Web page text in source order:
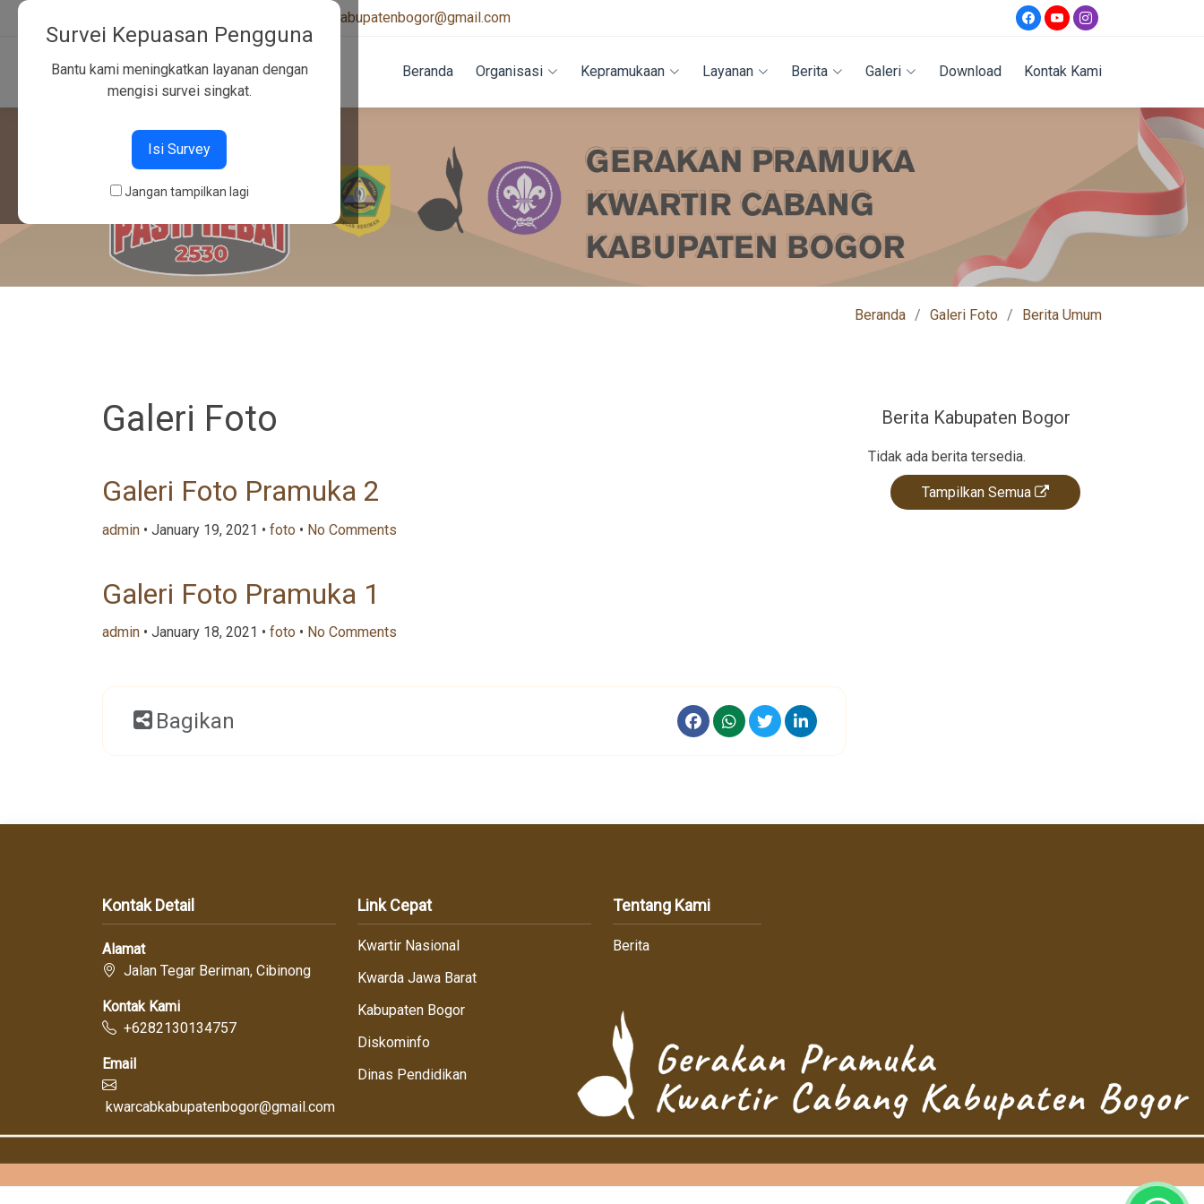
kwarcabkabupatenbogor@gmail.com
Beranda Organisasi Kepramukaan Layanan Berita Galeri Download Kontak Kami
Beranda Galeri Foto Berita Umum
Galeri Foto
Galeri Foto Pramuka 2
admin • January 19, 2021 • foto • No Comments
Galeri Foto Pramuka 1
admin • January 18, 2021 • foto • No Comments
Bagikan
Berita Kabupaten Bogor
Tidak ada berita tersedia.
Tampilkan Semua
Kontak Detail
Alamat
Jalan Tegar Beriman, Cibinong
Kontak Kami
+6282130134757
Email
kwarcabkabupatenbogor@gmail.com
Link Cepat
Kwartir Nasional
Kwarda Jawa Barat
Kabupaten Bogor
Diskominfo
Dinas Pendidikan
Tentang Kami
Berita
Survei Kepuasan Pengguna
Bantu kami meningkatkan layanan dengan
mengisi survei singkat.
Isi Survey
Jangan tampilkan lagi